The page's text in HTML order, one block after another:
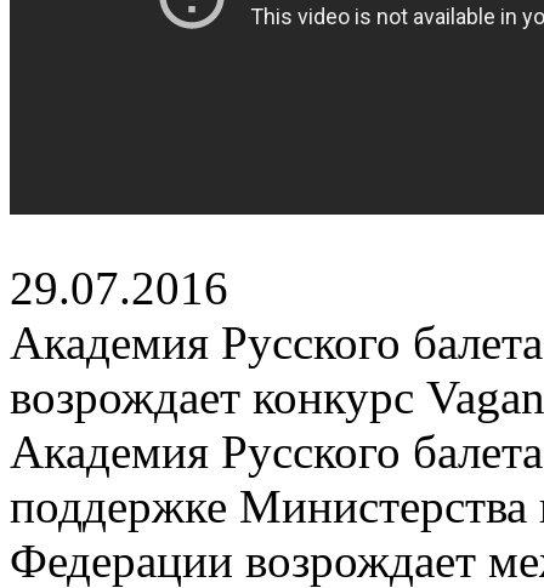
29.07.2016
Академия Русского
возрождает конкурс
Академия Русского
поддержке Министерства
Федерации возрождает